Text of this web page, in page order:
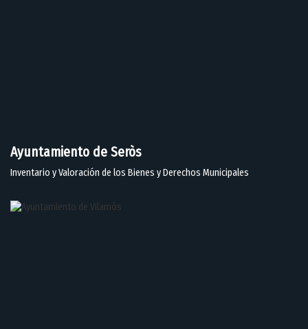
Ayuntamiento de Seròs
Inventario y Valoración de los Bienes y Derechos Municipales